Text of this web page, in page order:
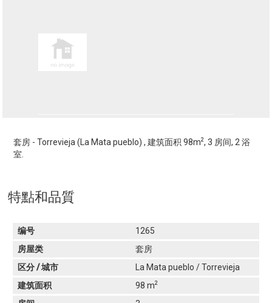
套房 - Torrevieja (La Mata pueblo) , 建筑面积 98m2, 3 房间, 2 浴
室.
特點和品質
编号
1265
房屋类
套房
区分 / 城市
La Mata pueblo / Torrevieja
建筑面积
98 m2